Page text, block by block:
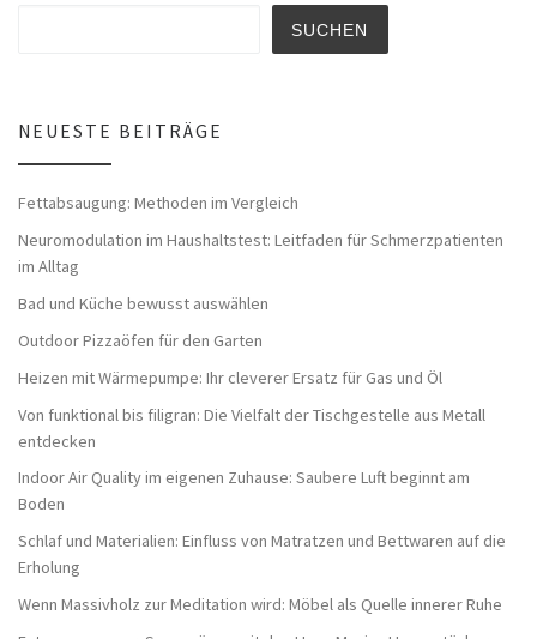
SUCHEN
NEUESTE BEITRÄGE
Fettabsaugung: Methoden im Vergleich
Neuromodulation im Haushaltstest: Leitfaden für Schmerzpatienten
im Alltag
Bad und Küche bewusst auswählen
Outdoor Pizzaöfen für den Garten
Heizen mit Wärmepumpe: Ihr cleverer Ersatz für Gas und Öl
Von funktional bis filigran: Die Vielfalt der Tischgestelle aus Metall
entdecken
Indoor Air Quality im eigenen Zuhause: Saubere Luft beginnt am
Boden
Schlaf und Materialien: Einfluss von Matratzen und Bettwaren auf die
Erholung
Wenn Massivholz zur Meditation wird: Möbel als Quelle innerer Ruhe